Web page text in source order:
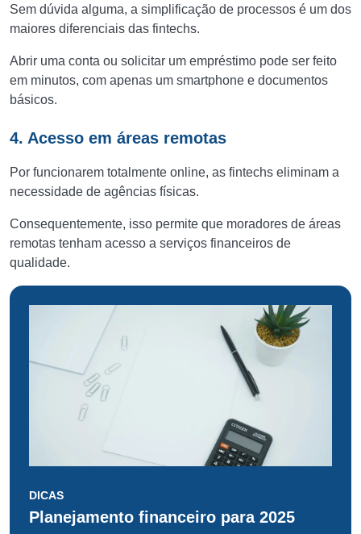
Sem dúvida alguma, a simplificação de processos é um dos
maiores diferenciais das fintechs.
Abrir uma conta ou solicitar um empréstimo pode ser feito
em minutos, com apenas um smartphone e documentos
básicos.
4. Acesso em áreas remotas
Por funcionarem totalmente online, as fintechs eliminam a
necessidade de agências físicas.
Consequentemente, isso permite que moradores de áreas
remotas tenham acesso a serviços financeiros de
qualidade.
DICAS
Planejamento financeiro para 2025